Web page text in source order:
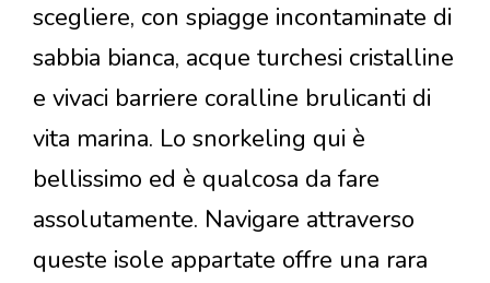
scegliere, con spiagge incontaminate di
sabbia bianca, acque turchesi cristalline
e vivaci barriere coralline brulicanti di
vita marina. Lo snorkeling qui è
bellissimo ed è qualcosa da fare
assolutamente. Navigare attraverso
queste isole appartate offre una rara